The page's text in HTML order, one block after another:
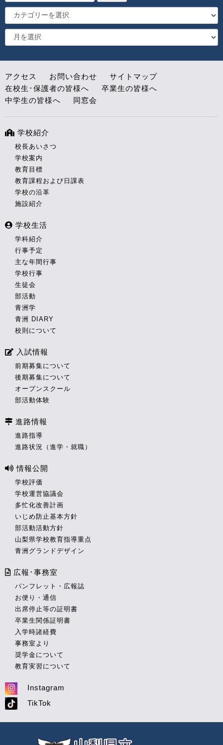
アクセス お問い合わせ
サイトマップ
在校生･保護者の皆様へ
卒業生の皆様へ
中学生の皆様へ
同窓会
学校紹介
校長あいさつ
学校案内
教育目標
教育課程および日課表
学校の沿革
施設紹介
学校生活
学科紹介
行事予定
主な年間行事
学校行事
生徒会
部活動
青洲学
青洲 DIARY
校則について
入試情報
前期募集について
後期募集について
オープンスクール
部活動体験
進路情報
進路指導
進路状況（進学・就職）
情報公開
学校評価
学校運営協議会
多忙化改善計画
いじめ防止基本方針
部活動活動方針
山梨県学校教育指導重点
青洲グランドデザイン
広報･事務室
パンフレット・広報誌
お便り・通信
出席停止等の証明書
卒業生関係証明書
入学時諸経費
事務室より
奨学金について
教育実習について
Instagram
TikTok